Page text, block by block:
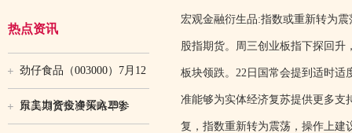
热点资讯
劲仔食品（003000）7月12
日主力资金净买入299.
东吴期货投资策略早参
宏观金融衍生品:指数或重新转为震
股指期货。周三创业板指下探回升
板块领跌。22日国常会提到适时适
准能够为实体经济复苏提供更多支
复，指数重新转为震荡，操作上建